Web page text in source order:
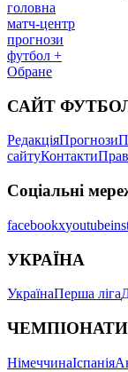
головна
матч-центр
прогнози
футбол +
Обране
САЙТ
РедакціяПрогнози
сайтуКонтакти
Соціальні
facebookxyoutube
УКРАЇНА
УкраїнаПерша ліга
ЧЕМПІОНАТИ
НімеччинаІспанія